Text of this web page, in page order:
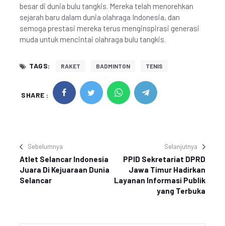
besar di dunia bulu tangkis. Mereka telah menorehkan
sejarah baru dalam dunia olahraga Indonesia, dan
semoga prestasi mereka terus menginspirasi generasi
muda untuk mencintai olahraga bulu tangkis.
TAGS: RAKET BADMINTON TENIS
SHARE :
Sebelumnya
Atlet Selancar Indonesia
Juara Di Kejuaraan Dunia
Selancar
Selanjutnya
PPID Sekretariat DPRD
Jawa Timur Hadirkan
Layanan Informasi Publik
yang Terbuka